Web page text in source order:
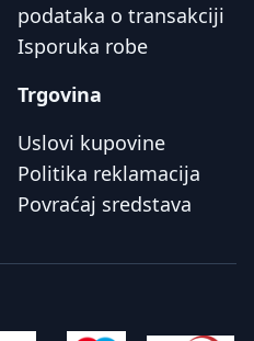
podataka o transakciji
Isporuka robe
Trgovina
Uslovi kupovine
Politika reklamacija
Povraćaj sredstava